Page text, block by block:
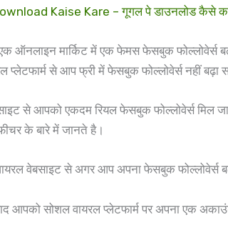
Kaise Kare – गूगल पे डाउनलोड कैसे
ऑनलाइन मार्किट में एक फेमस फेसबुक फोल्लोवेर्स
प्लेटफार्म से आप फ्री में फेसबुक फोल्लोवेर्स नहीं बढ़ा
से आपको एकदम रियल फेसबुक फोल्लोवेर्स मिल
के बारे में जानते है।
वेबसाइट से अगर आप अपना फेसबुक
आपको सोशल वायरल प्लेटफार्म पर अपना एक